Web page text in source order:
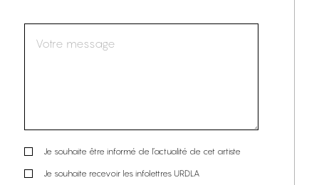
Je souhaite être informé de l’actualité de cet artiste
Je souhaite recevoir les infolettres URDLA